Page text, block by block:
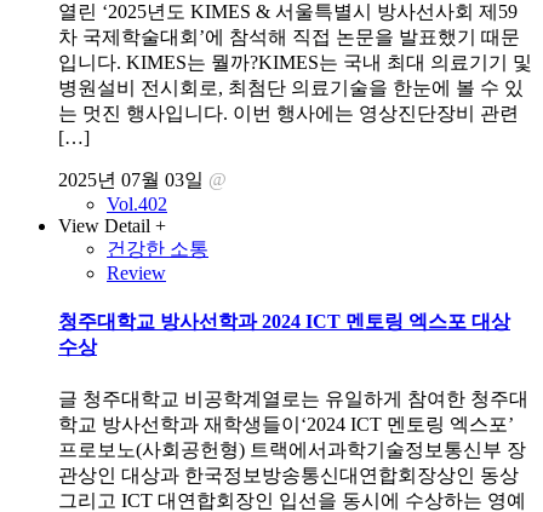
열린 ‘2025년도 KIMES & 서울특별시 방사선사회 제59
차 국제학술대회’에 참석해 직접 논문을 발표했기 때문
입니다. KIMES는 뭘까?KIMES는 국내 최대 의료기기 및
병원설비 전시회로, 최첨단 의료기술을 한눈에 볼 수 있
는 멋진 행사입니다. 이번 행사에는 영상진단장비 관련
[…]
2025년 07월 03일 @
Vol.402
View Detail +
건강한 소통
Review
청주대학교 방사선학과 2024 ICT 멘토링 엑스포 대상
수상
글 청주대학교 비공학계열로는 유일하게 참여한 청주대
학교 방사선학과 재학생들이‘2024 ICT 멘토링 엑스포’
프로보노(사회공헌형) 트랙에서과학기술정보통신부 장
관상인 대상과 한국정보방송통신대연합회장상인 동상
그리고 ICT 대연합회장인 입선을 동시에 수상하는 영예